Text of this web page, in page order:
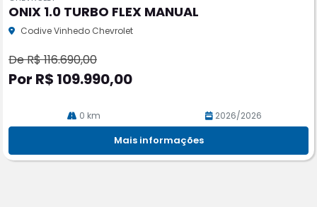
pa
rtil
he
ONIX 1.0 TURBO FLEX MANUAL
Codive Vinhedo Chevrolet
De R$ 116.690,00
Por R$ 109.990,00
0 km 2026/2026
Mais informações